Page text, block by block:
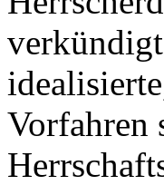
Vorfahren